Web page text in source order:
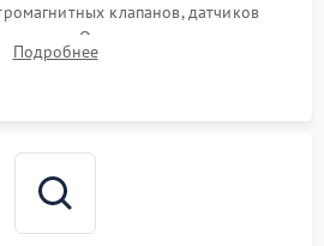
клапанов, датчиков
Оценка степени износа
колец гидросистемы
Подробнее